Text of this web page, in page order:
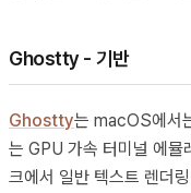
Ghostty - 기반
Ghostty는 macOS에서
는 GPU 가속 터미널 에뮬
크에서 일반 텍스트 렌더